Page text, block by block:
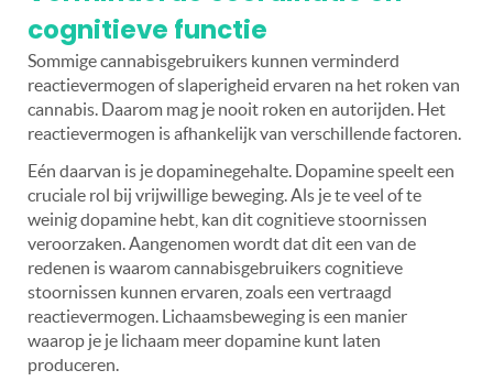
cognitieve functie
Sommige cannabisgebruikers kunnen verminderd
reactievermogen of slaperigheid ervaren na het roken van
cannabis. Daarom mag je nooit roken en autorijden. Het
reactievermogen is afhankelijk van verschillende factoren.
Eén daarvan is je dopaminegehalte. Dopamine speelt een
cruciale rol bij vrijwillige beweging. Als je te veel of te
weinig dopamine hebt, kan dit cognitieve stoornissen
veroorzaken. Aangenomen wordt dat dit een van de
redenen is waarom cannabisgebruikers cognitieve
stoornissen kunnen ervaren, zoals een vertraagd
reactievermogen. Lichaamsbeweging is een manier
waarop je je lichaam meer dopamine kunt laten
produceren.